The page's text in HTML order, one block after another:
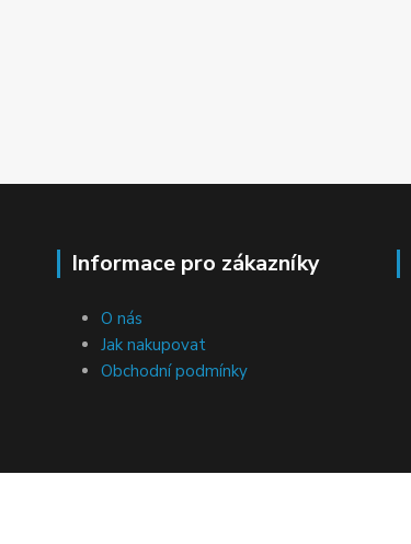
Informace pro zákazníky
O nás
Jak nakupovat
Obchodní podmínky